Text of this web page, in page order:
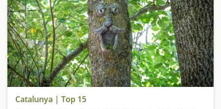
Catalunya | Top 15